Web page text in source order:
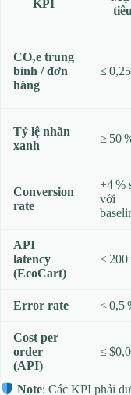
KPI
tiêu
CO₂e trung
bình / đơn
hàng
≤
Tỷ lệ nhãn
xanh
≥ 50
Conversion
rate
+4 %
với
API
latency
(EcoCart)
≤ 200
Error rate < 0,5
Cost per
order
(API)
≤
Note: Các KPI phải